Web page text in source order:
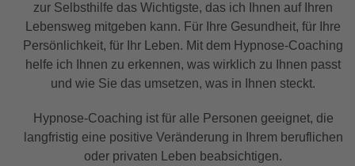
zur Selbsthilfe das Wichtigste, das ich Ihnen auf Ihren
Lebensweg mitgeben kann. Für Ihre Gesundheit, für Ihre
Persönlichkeit, für Ihr Leben. Mit dem Hypnose-Coaching
helfe ich Ihnen zu erkennen, was wirklich zu Ihnen passt
und wie Sie das umsetzen, was in Ihnen steckt.
Hypnose-Coaching ist für alle Personen geeignet, die
langfristig eine positive Veränderung in Ihrem beruflichen
oder privaten Leben beabsichtigen.